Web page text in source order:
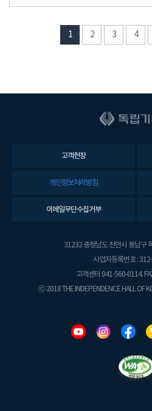
1 2 3 4
고객헌장
개인정보처리방침
이메일무단수집거부
31232 충청남도 천안시 동남구
사업자등록번호 :
고객센터 041-560-0114.
ⓒ 2018 THE INDEPENDENCE HALL OF